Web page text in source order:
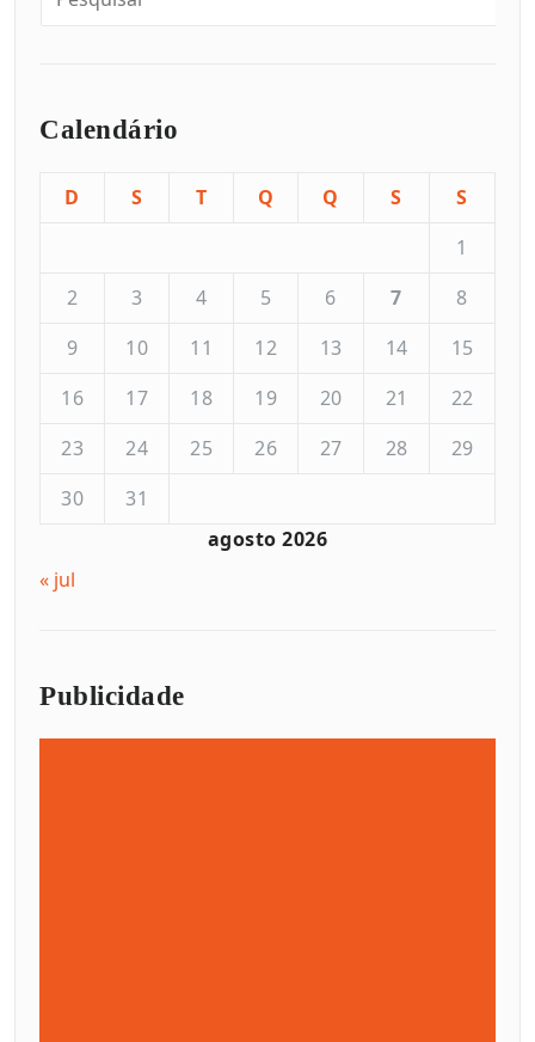
Calendário
agosto 2026
D S T Q Q S
S
1
2
3 4 5 6 7
8
9
10 11 12 13 14
15
16
17 18 19 20 21
22
23
24 25 26 27 28
29
30
31
« jul
Publicidade